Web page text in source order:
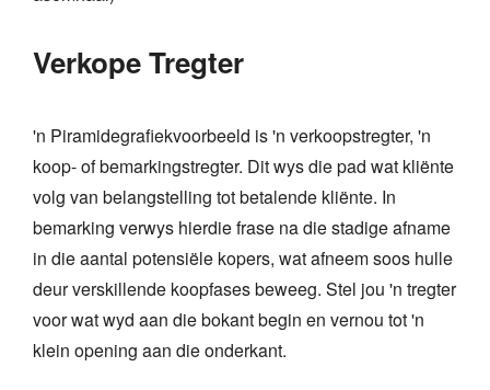
Verkope Tregter
'n Piramidegrafiekvoorbeeld is 'n verkoopstregter, 'n
koop- of bemarkingstregter. Dit wys die pad wat kliënte
volg van belangstelling tot betalende kliënte. In
bemarking verwys hierdie frase na die stadige afname
in die aantal potensiële kopers, wat afneem soos hulle
deur verskillende koopfases beweeg. Stel jou 'n tregter
voor wat wyd aan die bokant begin en vernou tot 'n
klein opening aan die onderkant.